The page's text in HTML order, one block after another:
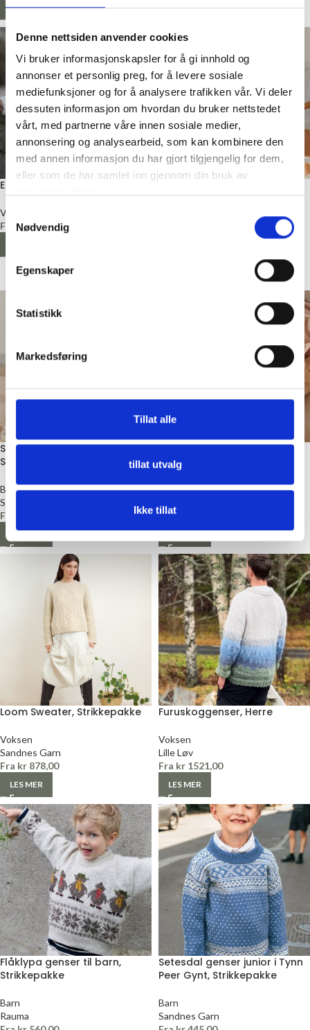
Denne nettsiden anvender cookies
Vi bruker informasjonskapsler for å gi innhold og
annonser et personlig preg, for å levere sosiale
mediefunksjoner og for å analysere trafikken vår. Vi deler
dessuten informasjon om hvordan du bruker nettstedet
vårt, med partnerne våre innen sosiale medier,
annonsering og analysearbeid, som kan kombinere den
med annen informasjon du har gjort tilgjengelig for dem,
eller som de har samlet inn gjennom din bruk av
Samtykkevalg
Nødvendig
Egenskaper
Statistikk
Markedsføring
Tillat alle
tillat utvalg
Ikke tillat
LES MER
Ella Jakke, Strikkepakke
Voksen
Frakr1881,20
Strikkepakke
Setesdal kofte baby,
Strikkepakke
Baby
Sandnes Garn
Fra
LES MER
Islender genser til baby,
Strikkepakke
Baby
Frakr
LES MER
Loom Sweater, Strikkepakke
Voksen
Sandnes Garn
Fra kr 878,00
LES MER
Furuskoggenser, Herre
Voksen
Lille Løv
Fra kr 1521,00
LES MER
Flåklypa genser til barn,
Strikkepakke
Barn
Rauma
Setesdal genser junior i Tynn
Peer Gynt, Strikkepakke
Barn
Sandnes Garn